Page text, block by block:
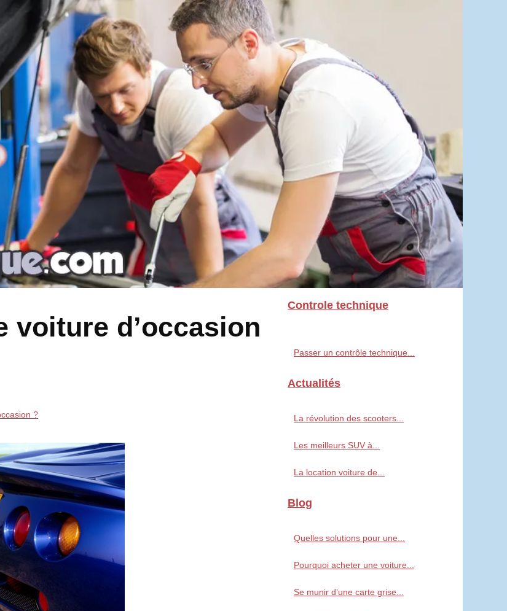
voiture d’occasion
?
Controle technique
Passer un contrôle technique...
Actualités
La révolution des scooters...
Les meilleurs SUV à...
La location voiture de...
Blog
Quelles solutions pour une...
Pourquoi acheter une voiture...
Se munir d’une carte grise...